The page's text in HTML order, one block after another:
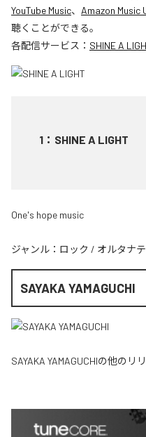
YouTube Music、 Amazon Music
聴くことができる。
各配信サービス： SHINE A
1 ： SHINE A LIGHT
One's hope music
ジャンル： ロック / オルタナ
SAYAKA YAMAGUCHI
SAYAKA YAMAGUCHIの他のリ